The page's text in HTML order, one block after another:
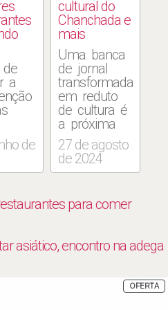
de
a
no
o
de
cultural do
Chanchada e
mais
Uma banca
de jornal
transformada
em reduto
de cultura é
a próxima
atração da
região da
cidade onde
empolgantes
assunto é
identidade e
curadoria de
27 de agosto
de 2024
para comer
asiático, encontro na adega
OFERTA